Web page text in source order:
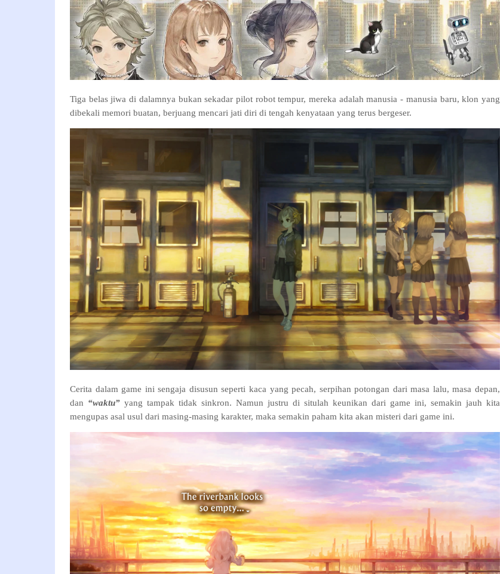
Tiga belas jiwa di dalamnya bukan sekadar pilot robot tempur, mereka adalah manusia - manusia baru, klon yang
dibekali memori buatan, berjuang mencari jati diri di tengah kenyataan yang terus bergeser.
Cerita dalam game ini sengaja disusun seperti kaca yang pecah, serpihan potongan dari masa lalu, masa depan,
dan “waktu” yang tampak tidak sinkron. Namun justru di situlah keunikan dari game ini, semakin jauh kita
mengupas asal usul dari masing-masing karakter, maka semakin paham kita akan misteri dari game ini.